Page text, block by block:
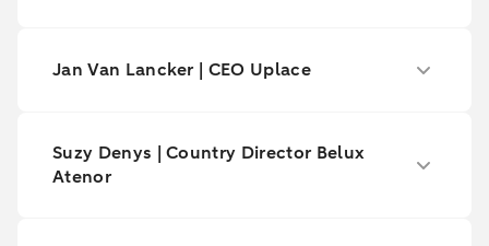
Jan Van Lancker | CEO Uplace
Suzy Denys | Country Director Belux
Atenor